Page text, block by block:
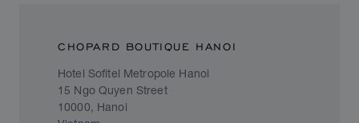
CHOPARD BOUTIQUE HANOI
Hotel Sofitel Metropole Hanoi
15 Ngo Quyen Street
10000, Hanoi